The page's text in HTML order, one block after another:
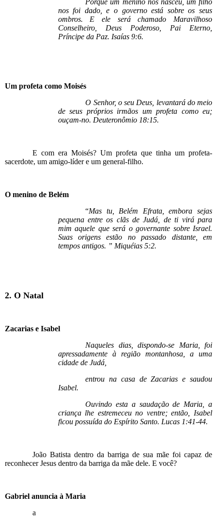
nos foi dado, e o governo está sobre os seus
ombros. E ele será chamado Maravilhoso
Conselheiro, Deus Poderoso, Pai Eterno,
Príncipe da Paz. Isaías 9:6.
Um profeta como Moisés
O Senhor, o seu Deus, levantará do meio
de seus próprios irmãos um profeta como eu;
ouçam-no. Deuteronômio 18:15.
E com era Moisés? Um profeta que tinha um profeta-
sacerdote, um amigo-líder e um general-filho.
O menino de Belém
“Mas tu, Belém Efrata, embora sejas
pequena entre os clãs de Judá, de ti virá para
mim aquele que será o governante sobre Israel.
Suas origens estão no passado distante, em
tempos antigos. ” Miquéias 5:2.
2. O Natal
Zacarias e Isabel
Naqueles dias, dispondo-se Maria, foi
apressadamente à região montanhosa, a uma
cidade de Judá,
entrou na casa de Zacarias e saudou
Isabel.
Ouvindo esta a saudação de Maria, a
criança lhe estremeceu no ventre; então, Isabel
ficou possuída do Espírito Santo. Lucas 1:41-44.
João Batista dentro da barriga de sua mãe foi capaz de
reconhecer Jesus dentro da barriga da mãe dele. E você?
Gabriel anuncia à Maria
a